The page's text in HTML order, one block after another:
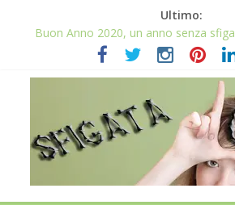
Ultimo:
Buon Anno 2020, un anno senza sfiga
Come gestire la fortuna ai giochi
Qual è il numero più sfortunato? Info
La sfortuna mi perseguita anche con
Il 2020 anno bisestile porta sfortuna